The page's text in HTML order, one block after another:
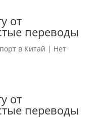
от
переводы
в Китай | Нет
от
переводы